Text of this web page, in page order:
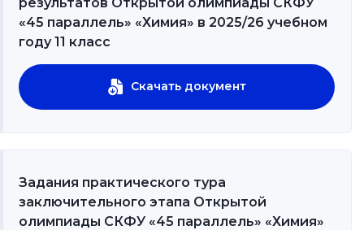
«45 параллель» «Химия» в 2025/26 учебном
году 11 класс
Скачать документ
Задания практического тура
заключительного этапа Открытой
олимпиады СКФУ «45 параллель» «Химия»